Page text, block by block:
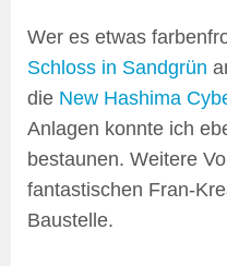
Wer es etwas
Schloss in Sandgrün
die New Hashima
Anlagen konnte ich
bestaunen. Weitere
fantastischen Fran-
Baustelle.